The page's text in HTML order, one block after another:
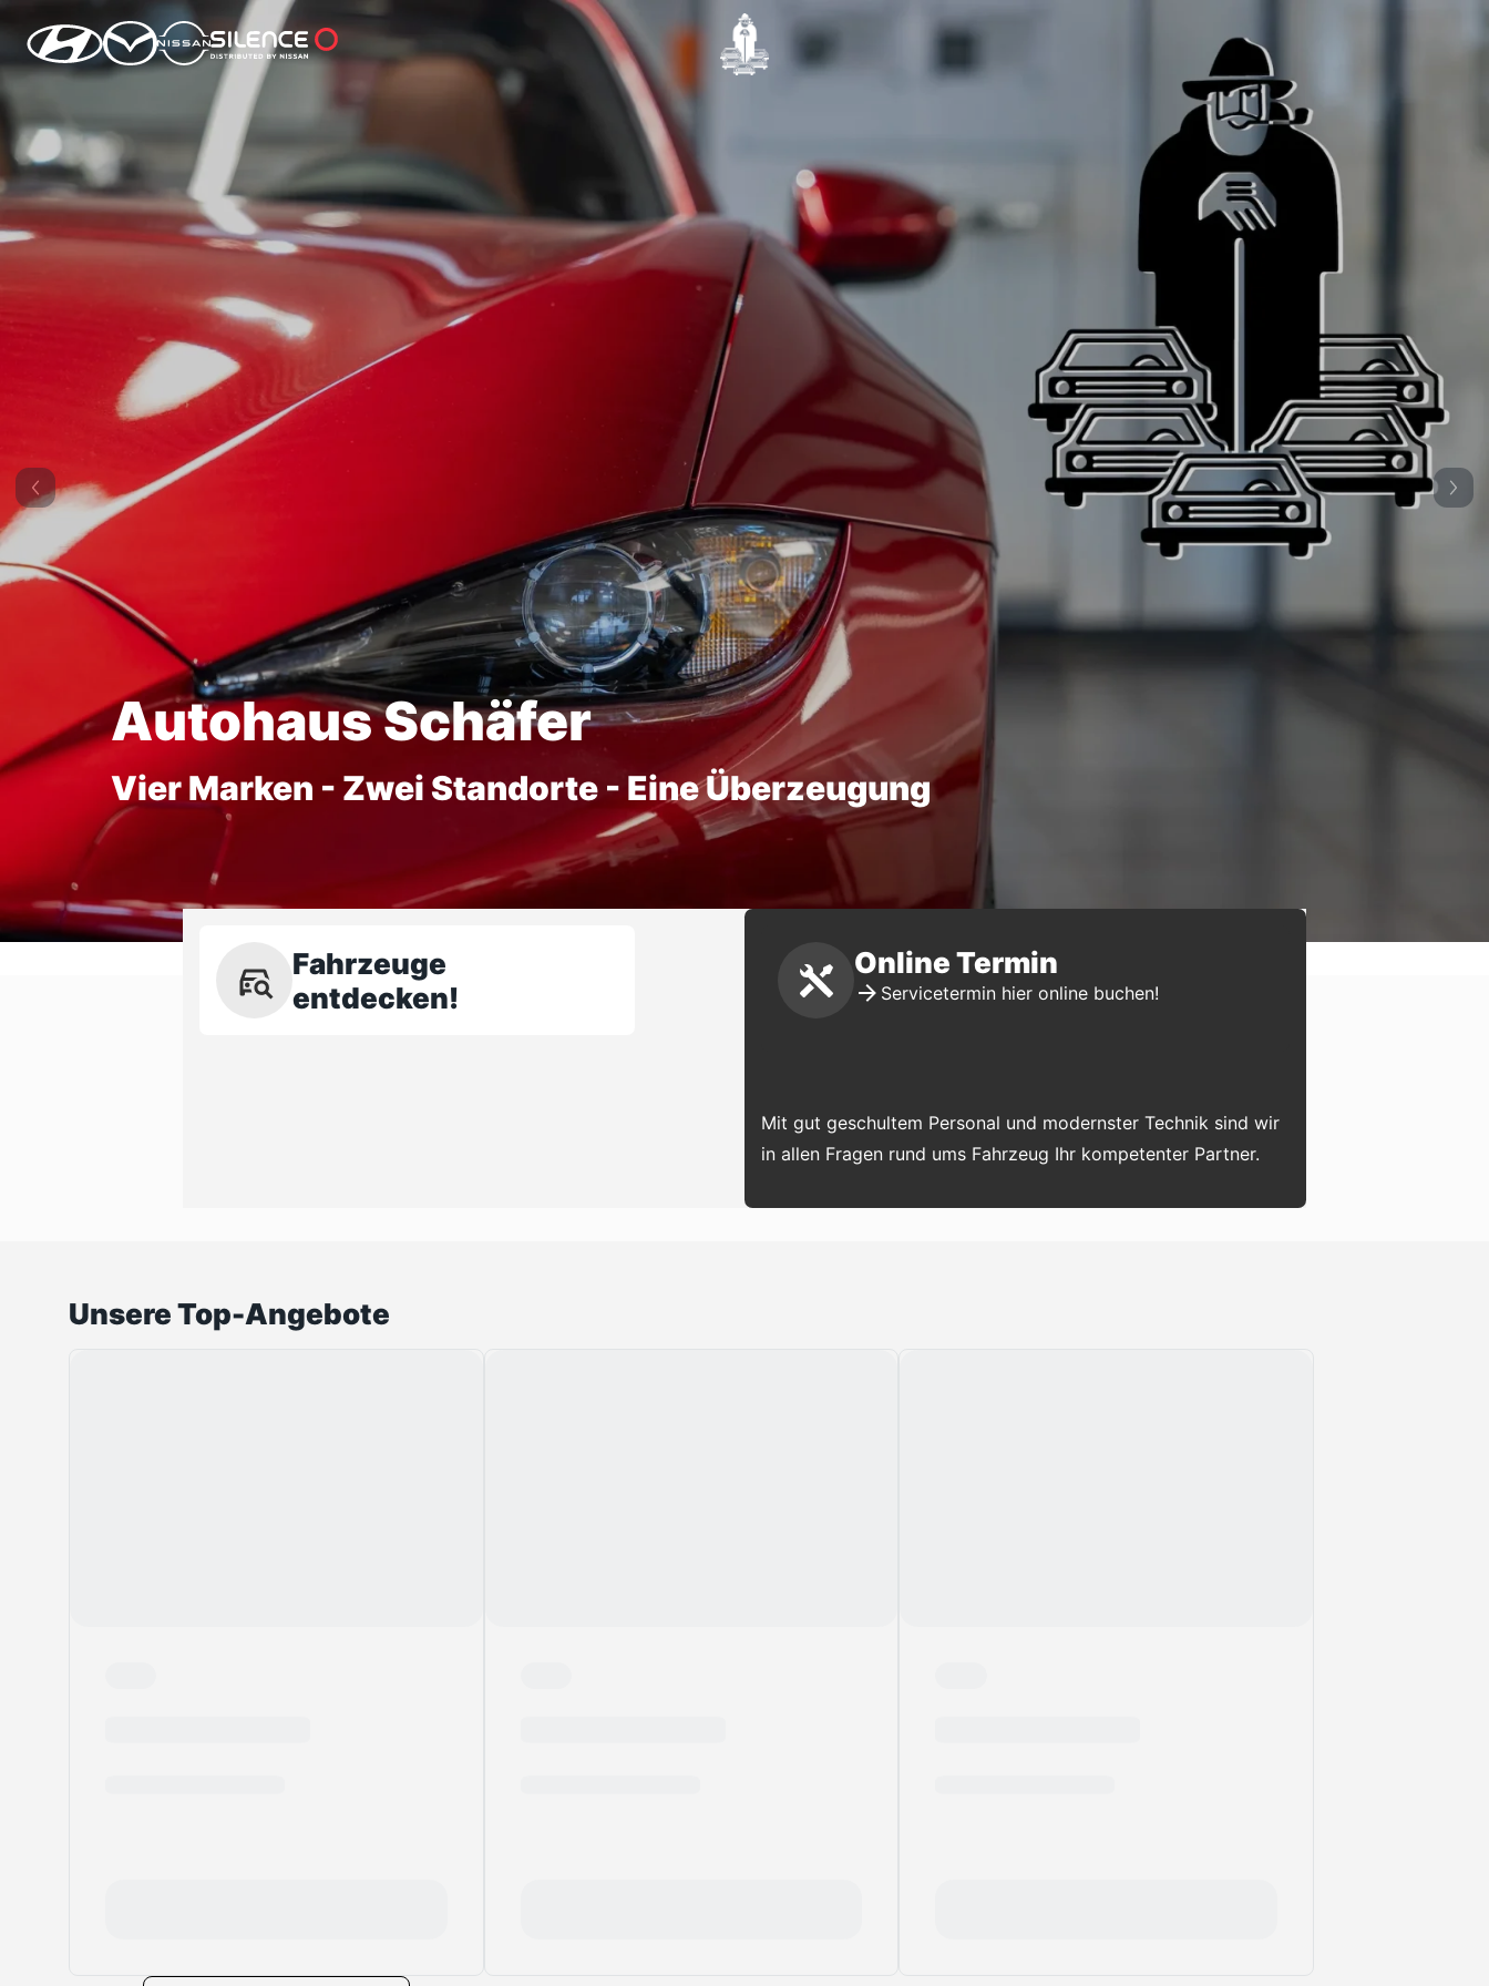
Autohaus Schäfer
Vier Marken - Zwei Standorte - Eine Überzeugung
Fahrzeuge
entdecken!
Online Termin
Servicetermin hier online buchen!
Mit gut geschultem Personal und modernster Technik sind wir
in allen Fragen rund ums Fahrzeug Ihr kompetenter Partner.
Unsere Top-Angebote